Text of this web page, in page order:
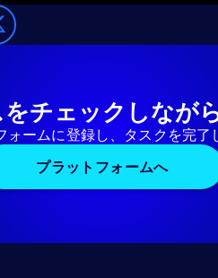
チェックしなが
ォームに登録し、タスクを完了
プラットフォームへ